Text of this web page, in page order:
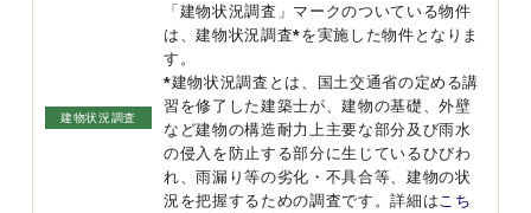
建物状況調査
「建物状況調査」マークのついている物件
は、建物状況調査*を実施した物件となりま
す。
*建物状況調査とは、国土交通省の定める講
習を修了した建築士が、建物の基礎、外壁
など建物の構造耐力上主要な部分及び雨水
の侵入を防止する部分に生じているひびわ
れ、雨漏り等の劣化・不具合等、建物の状
況を把握するための調査です。詳細は こち